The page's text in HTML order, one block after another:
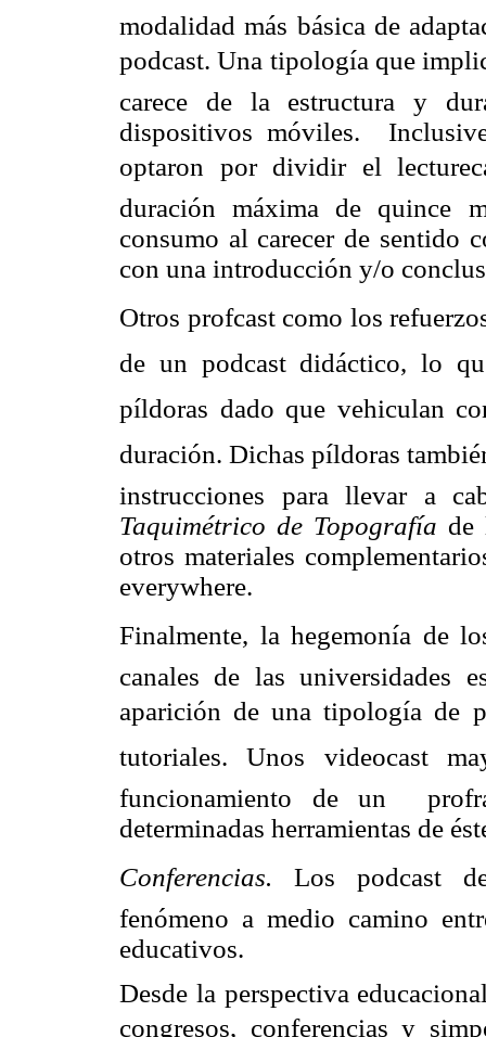
modalidad más básica de
podcast. Una tipología que
carece de la estructura y
dispositivos móviles.
optaron por dividir el
duración máxima de quince
consumo al carecer de sentido
con una introducción y/o
Otros profcast como los
de un podcast didáctico, lo
píldoras dado que vehiculan
duración. Dichas píldoras
instrucciones para llevar a
Taquimétrico de Topografía de
otros materiales
everywhere.
Finalmente, la hegemonía de
canales de las universidades
aparición de una tipología de
tutoriales. Unos videocast
funcionamiento de un
determinadas herramientas de
Conferencias. Los podcast
fenómeno a medio camino
educativos.
Desde la perspectiva
congresos, conferencias y